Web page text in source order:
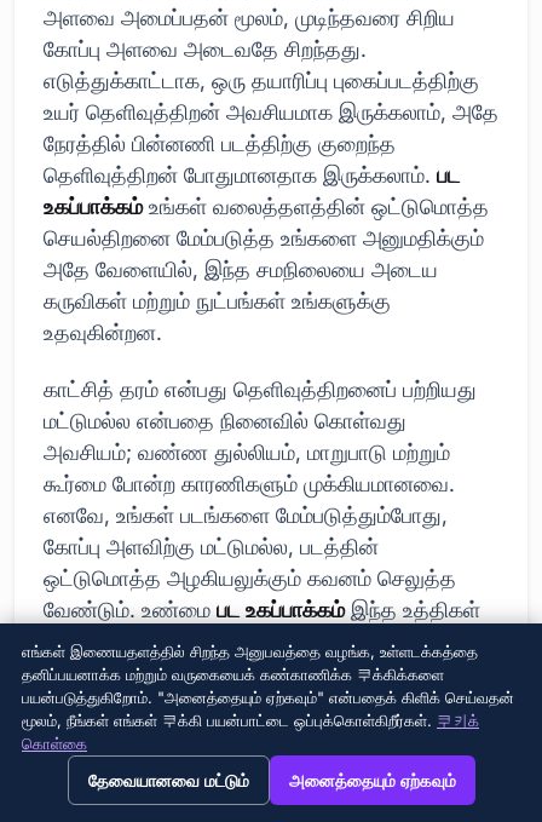
View this page in English?
அளவை அமைப்பதன் மூலம், முடிந்தவரை சிறிய
கோப்பு அளவை அடைவதே சிறந்தது.
எடுத்துக்காட்டாக, ஒரு தயாரிப்பு புகைப்படத்திற்கு
உயர் தெளிவுத்திறன் அவசியமாக இருக்கலாம், அதே
நேரத்தில் பின்னணி படத்திற்கு குறைந்த
தெளிவுத்திறன் போதுமானதாக இருக்கலாம். பட
உகப்பாக்கம்உங்கள் வலைத்தளத்தின் ஒட்டுமொத்த
செயல்திறனை மேம்படுத்த உங்களை அனுமதிக்கும்
அதே வேளையில், இந்த சமநிலையை அடைய
கருவிகள் மற்றும் நுட்பங்கள் உங்களுக்கு
உதவுகின்றன.
காட்சித் தரம் என்பது தெளிவுத்திறனைப் பற்றியது
மட்டுமல்ல என்பதை நினைவில் கொள்வது
அவசியம்; வண்ண துல்லியம், மாறுபாடு மற்றும்
கூர்மை போன்ற காரணிகளும் முக்கியமானவை.
எனவே, உங்கள் படங்களை மேம்படுத்தும்போது,
கோப்பு அளவிற்கு மட்டுமல்ல, படத்தின்
ஒட்டுமொத்த அழகியலுக்கும் கவனம் செலுத்த
வேண்டும். உண்மை பட உகப்பாக்கம்இந்த உத்திகள்
மூலம், நீங்கள் பயனர்களின் காட்சி எதிர்பார்ப்புகளை
பூர்த்தி செய்யலாம் மற்றும் உங்கள் வலைத்தளத்தின்
வேகத்தை அதிகரிக்கலாம்.
பட உகப்பாக்கத்திற்கான கருவிகள்
எங்கள் இணையதளத்தில் சிறந்த அனுபவத்தை வழங்க, உள்ளடக்கத்தை
தனிப்பயனாக்க மற்றும் வருகையைக் கண்காணிக்க 쿠க்கிக்களை
பயன்படுத்துகிறோம். "அனைத்தையும் ஏற்கவும்" என்பதைக் கிளிக் செய்வதன்
மூலம், நீங்கள் எங்கள் 쿠க்கி பயன்பாட்டை ஒப்புக்கொள்கிறீர்கள். 쿠키க்
கொள்கை
தேவையானவை மட்டும் அனைத்தையும் ஏற்கவும்